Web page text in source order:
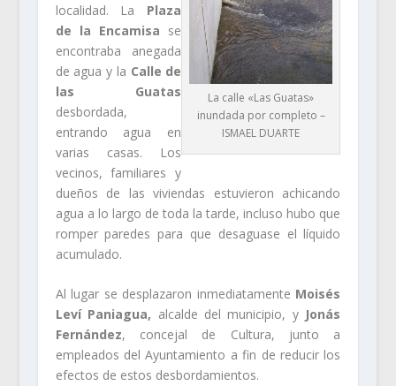
La calle «Las Guatas»
inundada por completo –
ISMAEL DUARTE
localidad. La Plaza
de la Encamisa se
encontraba anegada
de agua y la Calle de
las Guatas
desbordada,
entrando agua en
varias casas. Los
vecinos, familiares y
dueños de las viviendas estuvieron achicando
agua a lo largo de toda la tarde, incluso hubo que
romper paredes para que desaguase el líquido
acumulado.
Al lugar se desplazaron inmediatamente Moisés
Leví Paniagua, alcalde del municipio, y Jonás
Fernández, concejal de Cultura, junto a
empleados del Ayuntamiento a fin de reducir los
efectos de estos desbordamientos.